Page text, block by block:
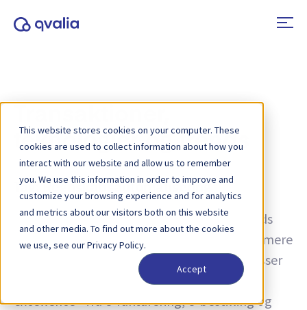
This website stores cookies on your computer. These
cookies are used to collect information about how you
interact with our website and allow us to remember
you. We use this information in order to improve and
customize your browsing experience and for analytics
and metrics about our visitors both on this website
and other media. To find out more about the cookies
we use, see our Privacy Policy.
Accept
teknologier og trends
Tag: Regnskabsautomatisering
Indsigt i transaktioner, teknologier og trends
samt nyheder om produktopdateringer. Få mere
at vide om, hvordan du kan forbedre processer
og bruge transaktionsdata til operationel
excellence - fra e-fakturering, e-bestilling og